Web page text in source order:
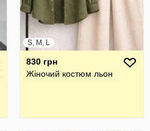
S, M, L
830 грн
Жіночий костюм льон